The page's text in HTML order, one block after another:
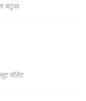
बटुआ
वॉलेट